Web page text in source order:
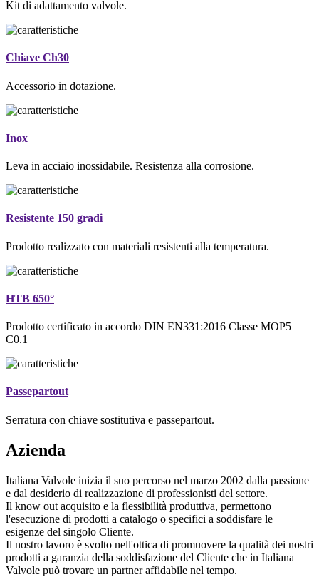
Kit di adattamento valvole.
Chiave Ch30
Accessorio in dotazione.
Inox
Leva in acciaio inossidabile. Resistenza alla corrosione.
Resistente 150 gradi
Prodotto realizzato con materiali resistenti alla temperatura.
HTB 650°
Prodotto certificato in accordo DIN EN331:2016 Classe MOP5
C0.1
Passepartout
Serratura con chiave sostitutiva e passepartout.
Azienda
Italiana Valvole inizia il suo percorso nel marzo 2002 dalla passione
e dal desiderio di realizzazione di professionisti del settore.
Il know out acquisito e la flessibilità produttiva, permettono
l'esecuzione di prodotti a catalogo o specifici a soddisfare le
esigenze del singolo Cliente.
Il nostro lavoro è svolto nell'ottica di promuovere la qualità dei nostri
prodotti a garanzia della soddisfazione del Cliente che in Italiana
Valvole può trovare un partner affidabile nel tempo.